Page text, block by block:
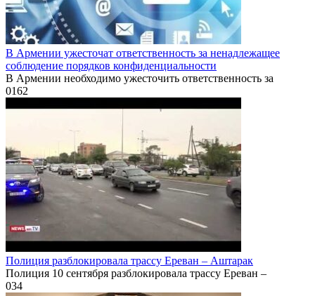
В Армении ужесточат ответственность за ненадлежащее
соблюдение порядков конфиденциальности
В Армении необходимо ужесточить ответственность за
0162
Полиция разблокировала трассу Ереван – Аштарак
Полиция 10 сентября разблокировала трассу Ереван –
034